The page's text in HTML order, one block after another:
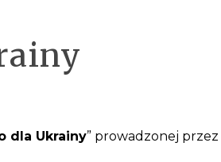
dla Ukrainy” prowadzonej przez